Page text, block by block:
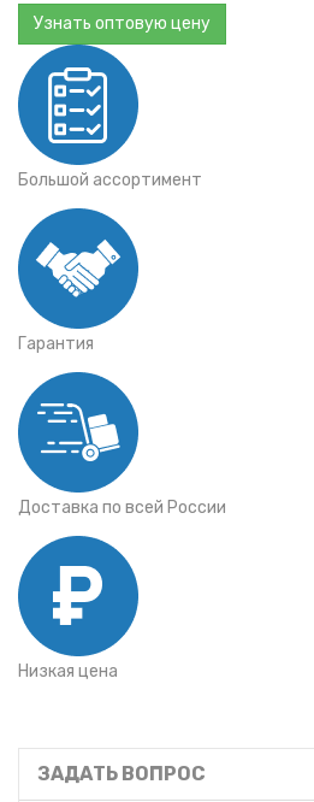
Узнать оптовую цену
Большой ассортимент
Гарантия
Доставка по всей России
Низкая цена
ЗАДАТЬ ВОПРОС